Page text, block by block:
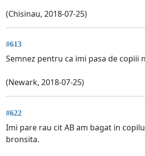
(Chisinau, 2018-07-25)
#613
Semnez pentru ca imi pasa de copiii
(Newark, 2018-07-25)
#622
Imi pare rau cit AB am bagat in
bronsita.